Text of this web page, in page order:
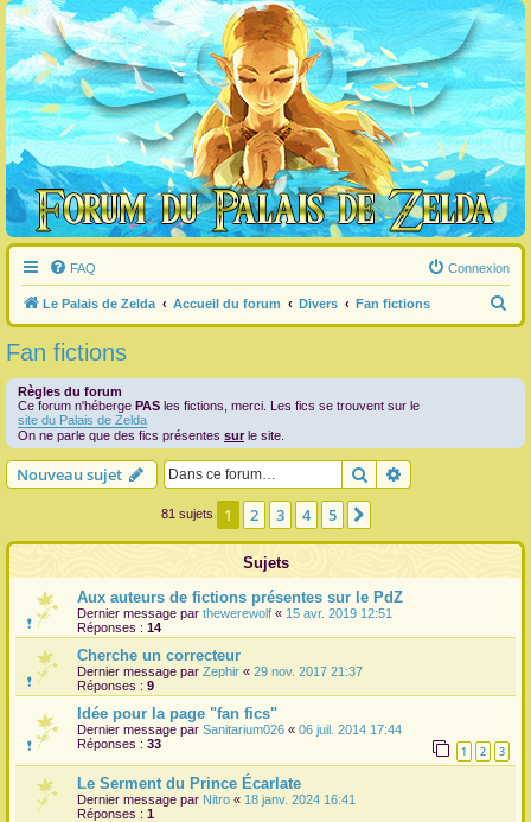
FAQ Connexion
Le Palais de Zelda Accueil du forum Divers Fan fictions
e
Fan fictions
Règles du forum
Ce forum n'héberge PAS les fictions, merci. Les fics se trouvent sur le
site du Palais de Zelda
On ne parle que des fics présentes surle site.
Nouveau sujet Rechercher
81 sujets 1 2 3 4 5
Sujets
Aux auteurs de fictions présentes sur le PdZ
Dernier message par thewerewolf « 15 avr. 2019 12:51
Réponses : 14
Cherche un correcteur
Dernier message par Zephir « 29 nov. 2017 21:37
Réponses : 9
Idée pour la page "fan fics"
Dernier message par Sanitarium026 « 06 juil. 2014 17:44
Réponses : 33 1 2 3
Le Serment du Prince Écarlate
Dernier message par Nitro « 18 janv. 2024 16:41
Réponses : 1